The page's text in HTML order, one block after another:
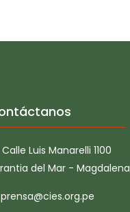
Calle Luis Manarelli 1100
del Mar -
prensa@cies.org.pe